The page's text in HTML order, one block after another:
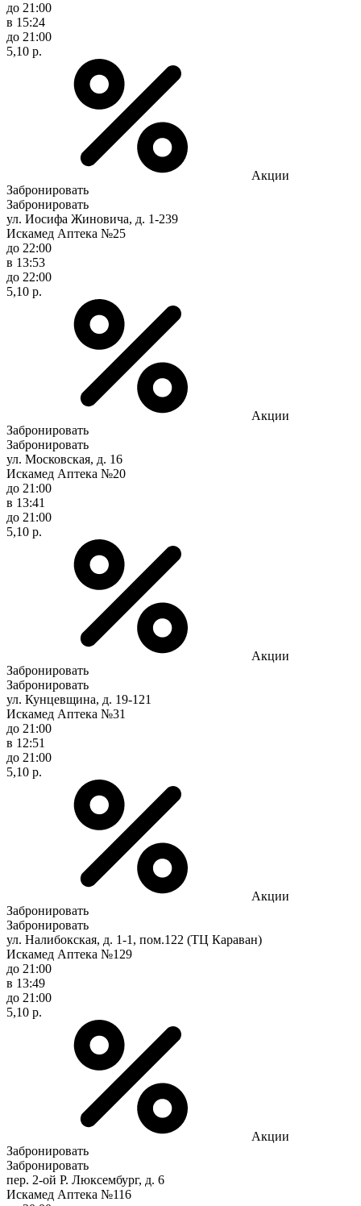
до 21:00
в 15:24
до 21:00
5,10 р.
Акции
Забронировать
Забронировать
ул. Иосифа Жиновича, д. 1-239
Искамед Аптека №25
до 22:00
в 13:53
до 22:00
5,10 р.
Акции
Забронировать
Забронировать
ул. Московская, д. 16
Искамед Аптека №20
до 21:00
в 13:41
до 21:00
5,10 р.
Акции
Забронировать
Забронировать
ул. Кунцевщина, д. 19-121
Искамед Аптека №31
до 21:00
в 12:51
до 21:00
5,10 р.
Акции
Забронировать
Забронировать
ул. Налибокская, д. 1-1, пом.122 (ТЦ Караван)
Искамед Аптека №129
до 21:00
в 13:49
до 21:00
5,10 р.
Акции
Забронировать
Забронировать
пер. 2-ой Р. Люксембург, д. 6
Искамед Аптека №116